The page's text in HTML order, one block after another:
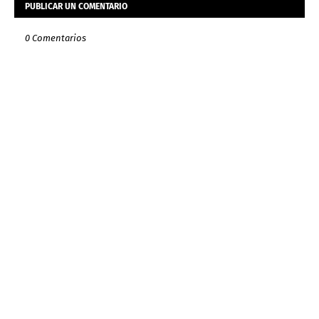
PUBLICAR UN COMENTARIO
0 Comentarios